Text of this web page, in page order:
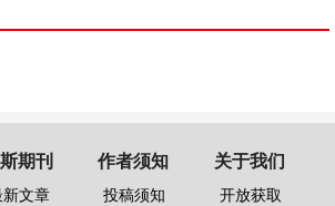
期刊
新文章
作者须知
投稿须知
关于我们
开放获取